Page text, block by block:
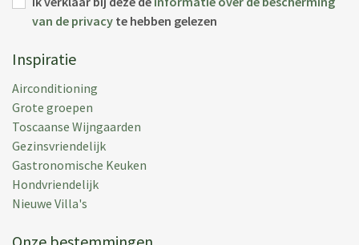
van de privacy te hebben gelezen
Inspiratie
Airconditioning
Grote groepen
Toscaanse Wijngaarden
Gezinsvriendelijk
Gastronomische Keuken
Hondvriendelijk
Nieuwe Villa's